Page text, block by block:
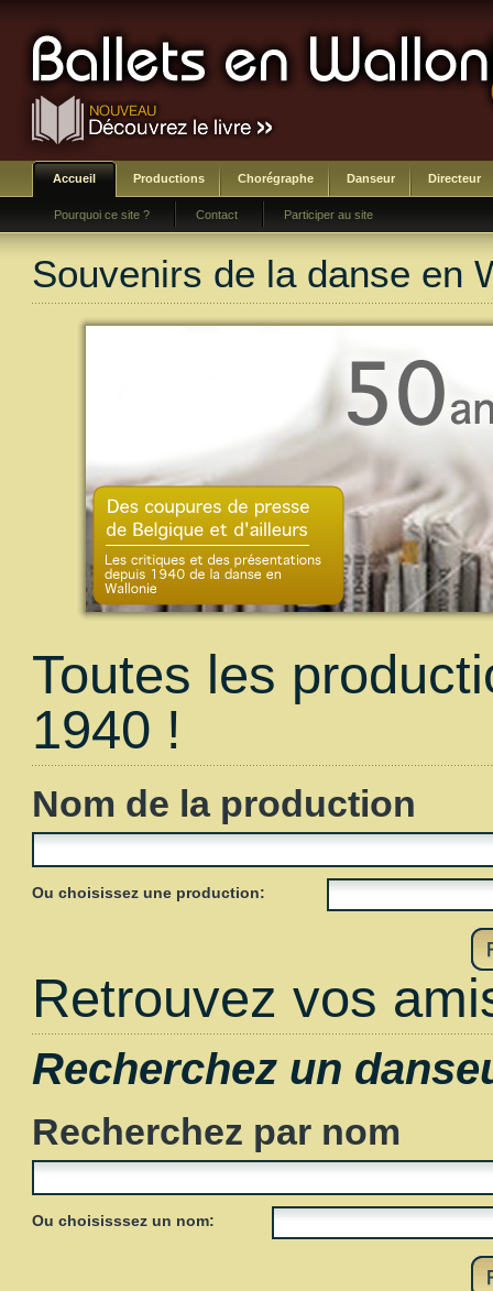
Accueil Productions Chorégraphe Danseur Directeur
Pourquoi ce site ? Contact Participer au site
Souvenirs de la danse en
Toutes les
1940 !
Nom de la production
Ou choisissez une production:
Retrouvez vos
Recherchez un
Recherchez par nom
Ou choisisssez un nom: